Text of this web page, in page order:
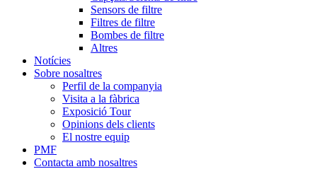
Sensors de filtre
Filtres de filtre
Bombes de filtre
Altres
Notícies
Sobre nosaltres
Perfil de la companyia
Visita a la fàbrica
Exposició Tour
Opinions dels clients
El nostre equip
PMF
Contacta amb nosaltres